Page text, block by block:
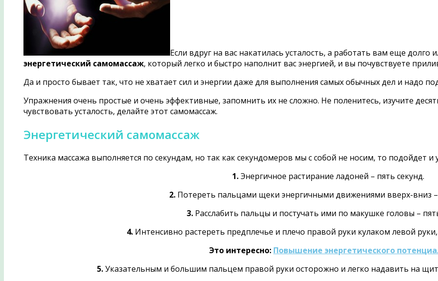
Если вдруг на вас накатилась усталость, а работать вам еще
энергетический самомассаж, который легко и быстро наполнит вас энергией, и вы почувствуете
Да и просто бывает так, что не хватает сил и энергии даже для выполнения самых обычных дел и надо
Упражнения очень простые и очень эффективные, запомнить их не сложно. Не поленитесь, изучите
чувствовать усталость, делайте этот самомассаж.
Энергетический самомассаж
Техника массажа выполняется по секундам, но так как секундомеров мы с собой не носим, то подойдет и
1.Энергичное растирание ладоней – пять секунд.
2. Потереть пальцами щеки энергичными движениями вверх-вниз –
3.Расслабить пальцы и постучать ими по макушке головы –
4.Интенсивно растереть предплечье и плечо правой руки кулаком левой
Это интересно: Повышение энергетического
5.Указательным и большим пальцем правой руки осторожно и легко надавить на